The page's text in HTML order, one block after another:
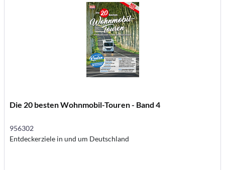
Die 20 besten Wohnmobil-Touren - Band 4
956302
Entdeckerziele in und um Deutschland